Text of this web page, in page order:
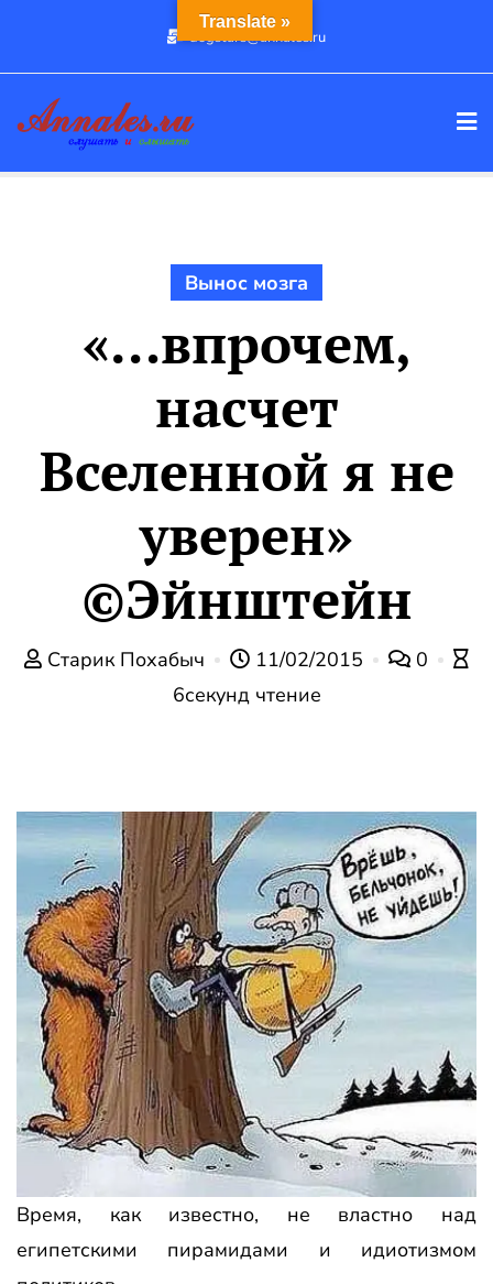
dogstars@annales.ru
Вынос мозга
«…впрочем,
насчет
Вселенной я не
уверен»
©Эйнштейн
Старик Похабыч 11/02/2015
0
6секунд чтение
Время, как известно, не властно над
египетскими пирамидами и идиотизмом
Translate »